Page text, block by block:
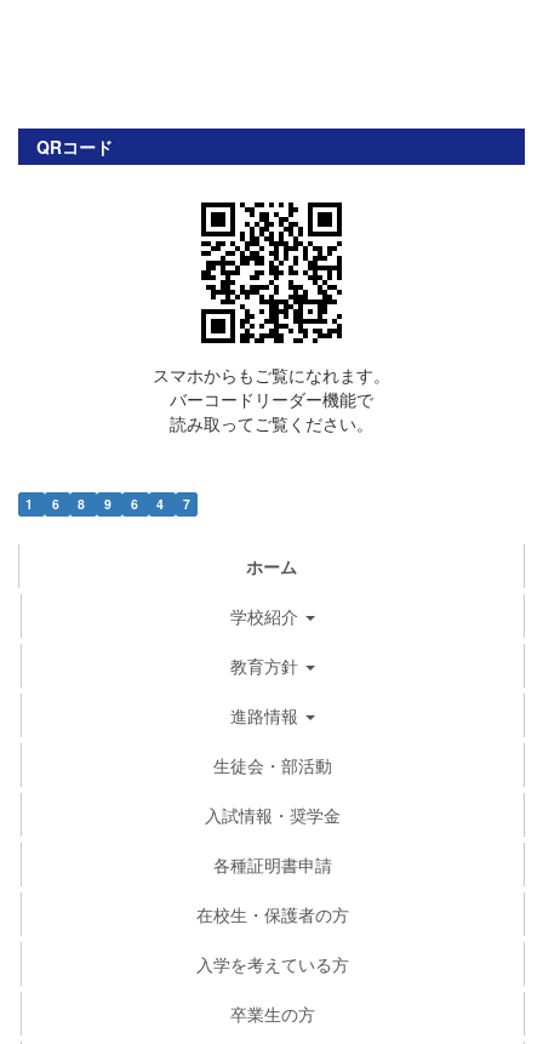
QRコード
スマホからもご覧になれます。
バーコードリーダー機能で
読み取ってご覧ください。
1 6 8 9 6 4 7
ホーム
学校紹介
教育方針
進路情報
生徒会・部活動
入試情報・奨学金
各種証明書申請
在校生・保護者の方
入学を考えている方
卒業生の方